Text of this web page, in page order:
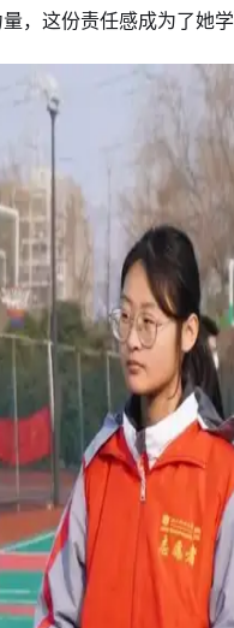
，这份责任感成为了她